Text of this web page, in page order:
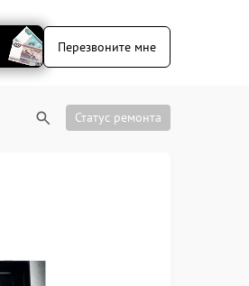
Перезвоните мне
Статус ремонта